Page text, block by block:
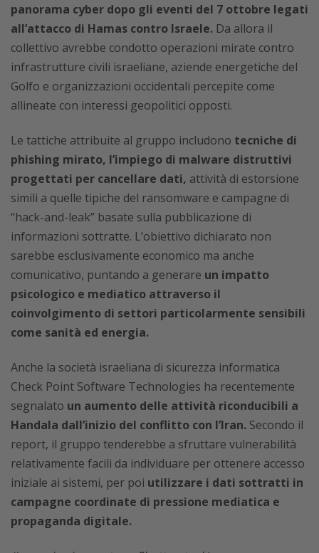
panorama cyber dopo gli eventi del 7 ottobre legati
all’attacco di Hamas contro Israele. Da allora il
collettivo avrebbe condotto operazioni mirate contro
infrastrutture civili israeliane, aziende energetiche del
Golfo e organizzazioni occidentali percepite come
allineate con interessi geopolitici opposti.
Le tattiche attribuite al gruppo includono tecniche di
phishing mirato, l’impiego di malware distruttivi
progettati per cancellare dati, attività di estorsione
simili a quelle tipiche del ransomware e campagne di
“hack-and-leak” basate sulla pubblicazione di
informazioni sottratte. L’obiettivo dichiarato non
sarebbe esclusivamente economico ma anche
comunicativo, puntando a generare un impatto
psicologico e mediatico attraverso il
coinvolgimento di settori particolarmente sensibili
come sanità ed energia.
Anche la società israeliana di sicurezza informatica
Check Point Software Technologies ha recentemente
segnalato un aumento delle attività riconducibili a
Handala dall’inizio del conflitto con l’Iran. Secondo il
report, il gruppo tenderebbe a sfruttare vulnerabilità
relativamente facili da individuare per ottenere accesso
iniziale ai sistemi, per poi utilizzare i dati sottratti in
campagne coordinate di pressione mediatica e
propaganda digitale.